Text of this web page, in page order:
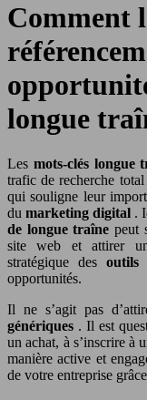
Comment
longue
Les mots-clés longue
trafic de recherche
qui souligne leur
du marketing digital .
de longue traîne peut
site web et attirer
stratégique des outils
opportunités.
Il ne s’agit pas
génériques . Il est
un achat, à s’inscrire à
manière active et
de votre entreprise